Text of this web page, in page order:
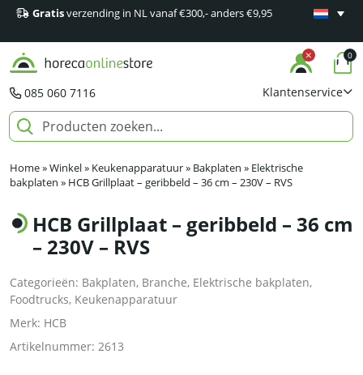
Gratisverzending in NL vanaf €300,- anders €9,95
Minimaal
085 060 7116 Klantenservice
0
Home»Winkel» Keukenapparatuur» Bakplaten » Elektrische
bakplaten » HCB Grillplaat – geribbeld – 36 cm – 230V – RVS
HCB Grillplaat – geribbeld – 36 cm
– 230V – RVS
Categorieën: Bakplaten, Branche, Elektrische bakplaten,
Foodtrucks, Keukenapparatuur
Merk: HCB
Artikelnummer: 2613